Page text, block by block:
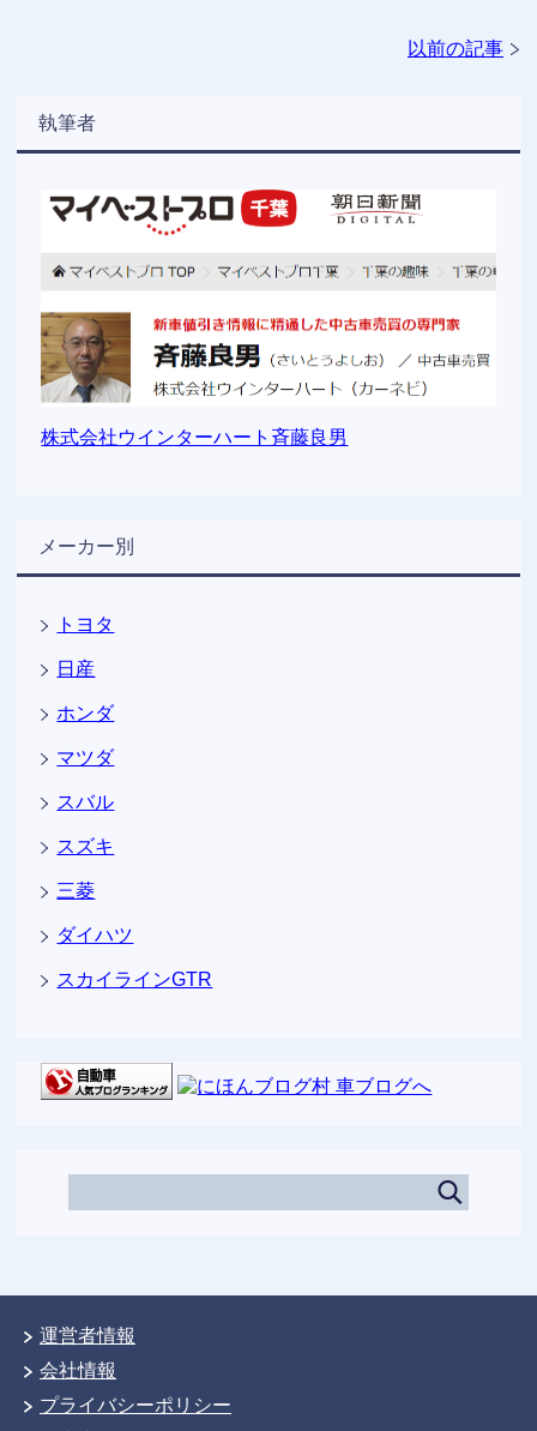
以前の記事
執筆者
株式会社ウインターハート斉藤良男
メーカー別
トヨタ
日産
ホンダ
マツダ
スバル
スズキ
三菱
ダイハツ
スカイラインGTR
運営者情報
会社情報
プライバシーポリシー